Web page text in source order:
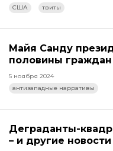
США
твиты
Майя Санду
половины
5 ноября 2024
антизападные нарративы
Деграданты-
– и другие новости